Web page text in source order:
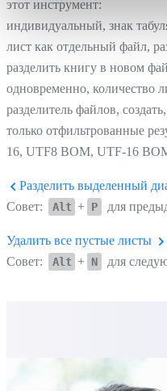
этот инструмент:
индивидуальный, знак
лист как отдельный файл,
разделить книгу в новом
одновременно, количество
разделитель файлов,
только отфильтрованные
16, UTF8 BOM, UTF-16
Разделить выделенный
Совет:
Alt + P для
Удалить все пустые листы
Совет:
Alt + N для